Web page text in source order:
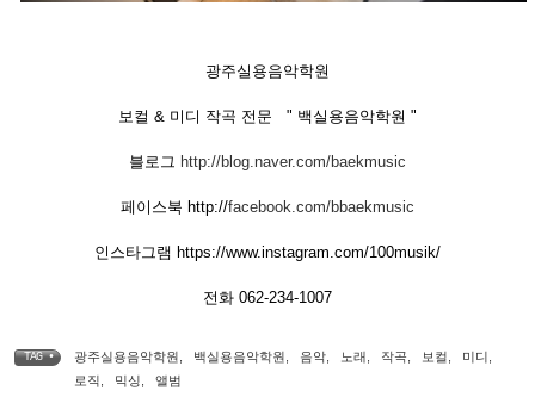
광주실용음악학원
보컬 & 미디 작곡 전문 " 백실용음악학원 "
블로그 http://blog.naver.com/baekmusic
페이스북 http://facebook.com/bbaekmusic
인스타그램 https://www.instagram.com/100musik/
전화 062-234-1007
TAG • 광주실용음악학원 백실용음악학원 음악 노래 작곡 보컬 미디
로직
믹싱 앨범